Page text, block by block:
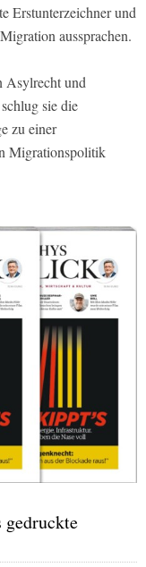
Erstunterzeichner und
aussprachen.
Asylrecht und
sie die
zu einer
Migrationspolitik
gedruckte